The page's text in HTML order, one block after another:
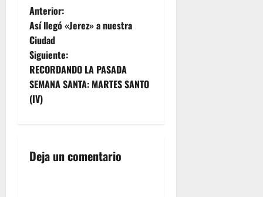
N
a
v
e
c
Anterior:
Así llegó «Jerez» a nuestra
Ciudad
Siguiente:
RECORDANDO LA PASADA
SEMANA SANTA: MARTES SANTO
(IV)
Deja un comentario